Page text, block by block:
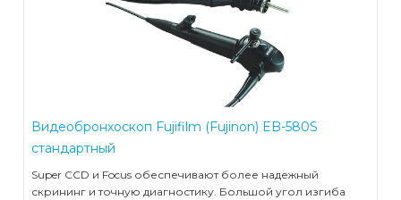
Видеобронхоскоп Fujifilm (Fujinon) EB-580S
стандартный
Super CCD и Focus обеспечивают более надежный
скрининг и точную диагностику. Большой угол изгиба